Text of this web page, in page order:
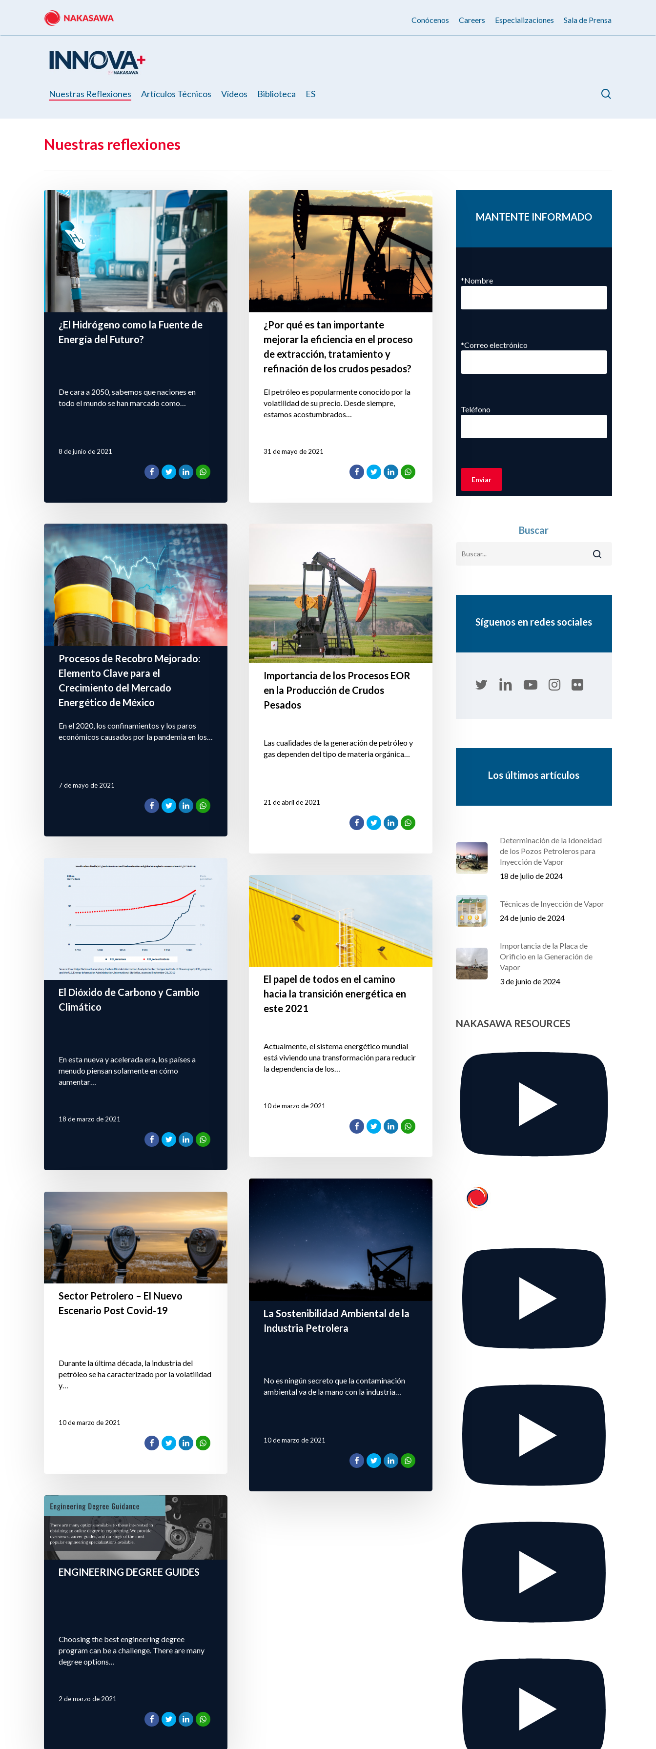
content
Conócenos Careers Especializaciones Sala de Prensa
Nuestras Reflexiones Artículos Técnicos Vídeos Biblioteca ES
Nuestras reflexiones
¿El Hidrógeno como la Fuente de
Energía del Futuro?
De cara a 2050, sabemos que naciones en
todo el mundo se han marcado como…
8 de junio de 2021
¿Por qué es tan importante
mejorar la eficiencia en el proceso
de extracción, tratamiento y
refinación de los crudos pesados?
El petróleo es popularmente conocido por la
volatilidad de su precio. Desde siempre,
estamos acostumbrados…
31 de mayo de 2021
Procesos de Recobro Mejorado:
Elemento Clave para el
Crecimiento del Mercado
Energético de México
En el 2020, los confinamientos y los paros
económicos causados por la pandemia en los…
7 de mayo de 2021
Importancia de los Procesos EOR
en la Producción de Crudos
Pesados
Las cualidades de la generación de petróleo y
gas dependen del tipo de materia orgánica…
21 de abril de 2021
El Dióxido de Carbono y Cambio
Climático
En esta nueva y acelerada era, los países a
menudo piensan solamente en cómo
aumentar…
18 de marzo de 2021
El papel de todos en el camino
hacia la transición energética en
este 2021
Actualmente, el sistema energético mundial
está viviendo una transformación para reducir
la dependencia de los…
10 de marzo de 2021
La Sostenibilidad Ambiental de la
Industria Petrolera
No es ningún secreto que la contaminación
ambiental va de la mano con la industria…
10 de marzo de 2021
Sector Petrolero – El Nuevo
Escenario Post Covid-19
Durante la última década, la industria del
petróleo se ha caracterizado por la volatilidad
y…
10 de marzo de 2021
ENGINEERING DEGREE GUIDES
Choosing the best engineering degree
program can be a challenge. There are many
degree options…
2 de marzo de 2021
MANTENTE INFORMADO
*Nombre
*Correo electrónico
Teléfono
Buscar
Síguenos en redes sociales
Los últimos artículos
Determinación de la Idoneidad
de los Pozos Petroleros para
Inyección de Vapor
18 de julio de 2024
Técnicas de Inyección de Vapor
24 de junio de 2024
Importancia de la Placa de
Orificio en la Generación de
Vapor
3 de junio de 2024
NAKASAWA RESOURCES